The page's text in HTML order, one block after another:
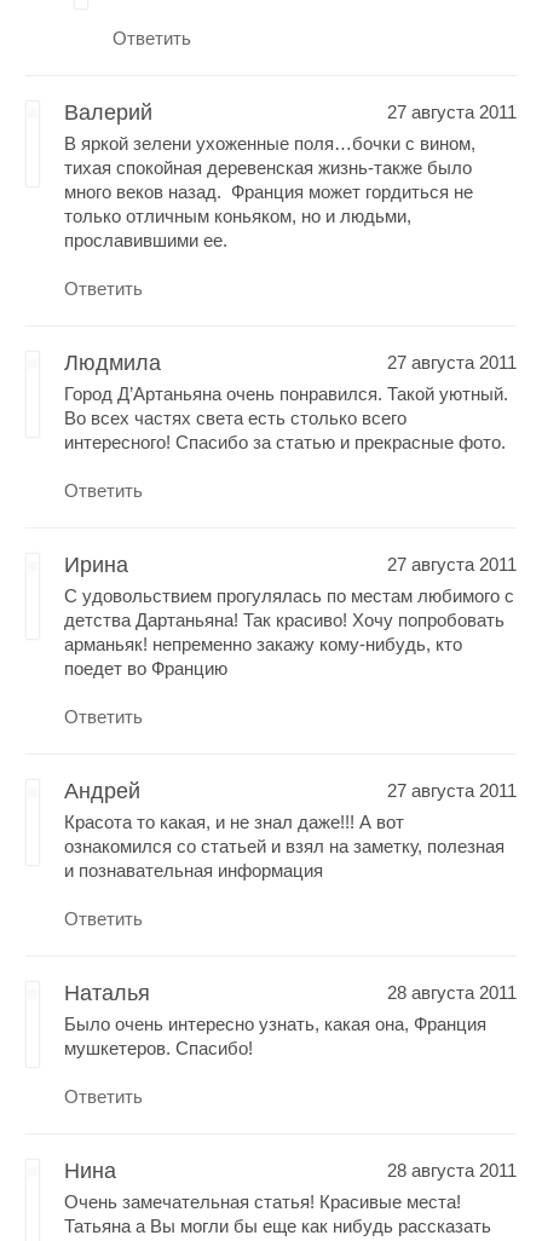
Ответить
Валерий
27 августа 2011
В яркой зелени ухоженные поля…бочки с вином,
тихая спокойная деревенская жизнь-также было
много веков назад. Франция может гордиться не
только отличным коньяком, но и людьми,
прославившими ее.
Ответить
Людмила
27 августа 2011
Город Д’Aртаньяна очень понравился. Такой уютный.
Во всех частях света есть столько всего
интересного! Спасибо за статью и прекрасные фото.
Ответить
Ирина
27 августа 2011
С удовольствием прогулялась по местам любимого с
детства Дартаньяна! Так красиво! Хочу попробовать
арманьяк! непременно закажу кому-нибудь, кто
поедет во Францию
Ответить
Андрей
27 августа 2011
Красота то какая, и не знал даже!!! А вот
ознакомился со статьей и взял на заметку, полезная
и познавательная информация
Ответить
Наталья
28 августа 2011
Было очень интересно узнать, какая она, Франция
мушкетеров. Спасибо!
Ответить
Нина
28 августа 2011
Очень замечательная статья! Красивые места!
Татьяна а Вы могли бы еще как нибудь рассказать